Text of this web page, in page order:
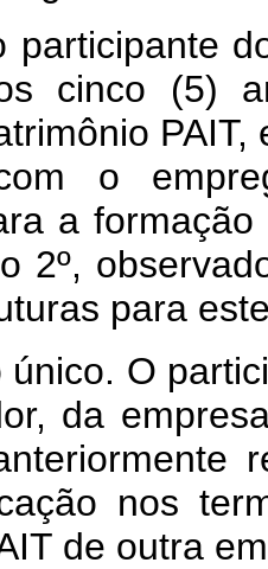
participante
cinco (5)
o
a
2º,
para
O
da
nos
de outra